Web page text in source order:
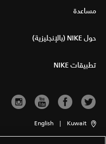
مساعدة
حول NIKE (بالإنجليزية)
تطبيقات NIKE
Kuwait
|
English